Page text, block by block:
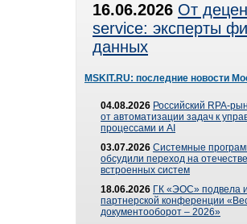
16.06.2026 От
service: эксперты
данных
MSKIT.RU: последние новости
04.08.2026 Российский RPA-
от автоматизации задач к
процессами и AI
03.07.2026 Системные
обсудили переход на
встроенных систем
18.06.2026 ГК «ЭОС» подвела
партнерской конференции
документооборот – 2026»